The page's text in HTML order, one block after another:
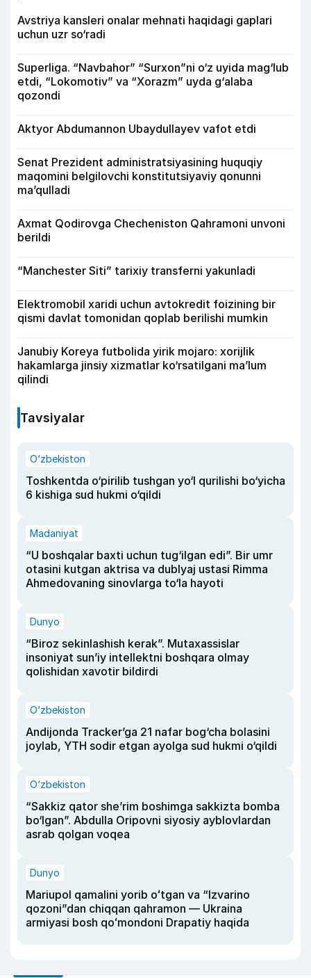
Avstriya kansleri onalar mehnati haqidagi gaplari
uchun uzr so‘radi
Superliga. “Navbahor” “Surxon”ni o‘z uyida mag‘lub
etdi, “Lokomotiv” va “Xorazm” uyda g‘alaba
qozondi
Aktyor Abdu­mannon Ubaydullayev vafot etdi
Senat Prezident administratsiyasining huquqiy
maqomini belgilovchi konstitutsiyaviy qonunni
ma’qulladi
Axmat Qodirovga Checheniston Qahramoni unvoni
berildi
“Manchester Siti” tarixiy transferni yakunladi
Elektromobil xaridi uchun avtokredit foizining bir
qismi davlat tomonidan qoplab berilishi mumkin
Janubiy Koreya futbolida yirik mojaro: xorijlik
hakamlarga jinsiy xizmatlar ko‘rsatilgani ma’lum
qilindi
Tavsiyalar
O‘zbekiston
Toshkentda o‘pirilib tushgan yo‘l qurilishi bo‘yicha
6 kishiga sud hukmi o‘qildi
Madaniyat
“U boshqalar baxti uchun tug‘ilgan edi”. Bir umr
otasini kutgan aktrisa va dublyaj ustasi Rimma
Ahmedovaning sinovlarga to‘la hayoti
Dunyo
“Biroz sekinlashish kerak”. Mutaxassislar
insoniyat sun’iy intellektni boshqara olmay
qolishidan xavotir bildirdi
O‘zbekiston
Andijonda Tracker’ga 21 nafar bog‘cha bolasini
joylab, YTH sodir etgan ayolga sud hukmi o‘qildi
O‘zbekiston
“Sakkiz qator she’rim boshimga sakkizta bomba
bo‘lgan”. Abdulla Oripovni siyosiy ayblovlardan
asrab qolgan voqea
Dunyo
Mariupol qamalini yorib oʻtgan va “Izvarino
qozoni”dan chiqqan qahramon — Ukraina
armiyasi bosh qoʻmondoni Drapatiy haqida